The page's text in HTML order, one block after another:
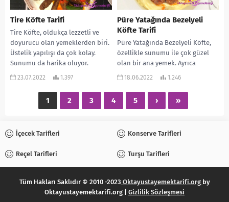
Tire Köfte Tarifi
Tire Köfte, oldukça lezzetli ve
doyurucu olan yemeklerden biri.
Üstelik yapılışı da çok kolay.
Sunumu da harika oluyor.
Genellikle şişe...
23.07.2022 1.397
Püre Yatağında Bezelyeli
Köfte Tarifi
Püre Yatağında Bezelyeli Köfte,
özellikle sunumu ile çok güzel
olan bir ana yemek. Ayrıca
yapılışı kolay ve çok da lezzetli...
18.06.2022 1.246
1 2 3 4 5 › »
İçecek Tarifleri Konserve Tarifleri
Reçel Tarifleri Turşu Tarifleri
Tüm Hakları Saklıdır © 2010 -2023 Oktayustayemektarifi.org by
Oktayustayemektarifi.org | Gizlilik Sözleşmesi